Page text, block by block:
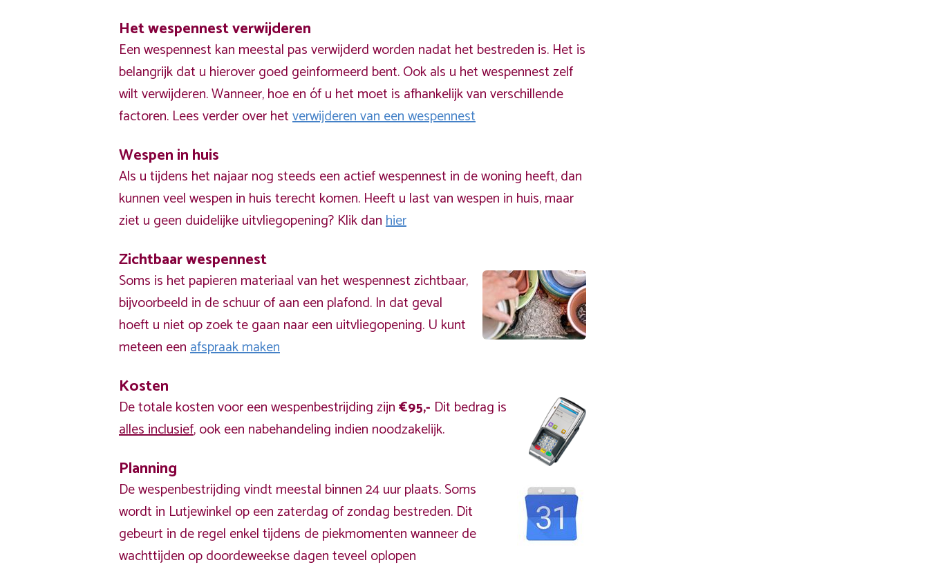
Het wespennest verwijderen
Een wespennest kan meestal pas verwijderd worden nadat het bestreden is. Het is
belangrijk dat u hierover goed geinformeerd bent. Ook als u het wespennest zelf
wilt verwijderen. Wanneer, hoe en óf u het moet is afhankelijk van verschillende
factoren. Lees verder over hetverwijderen van een wespennest
Wespen in huis
Als u tijdens het najaar nog steeds een actief wespennest in de woning heeft, dan
kunnen veel wespen in huis terecht komen. Heeft u last van wespen in huis, maar
ziet u geen duidelijke uitvliegopening? Klik danhier
Zichtbaar wespennest
Soms is het papieren materiaal van het wespennest zichtbaar,
bijvoorbeeld in de schuur of aan een plafond. In dat geval
hoeft u niet op zoek te gaan naar een uitvliegopening. U kunt
meteen eenafspraak maken
Kosten
De totale kosten voor een wespenbestrijding zijn€95,- Dit bedrag is
alles inclusief, ook een nabehandeling indien noodzakelijk.
Planning
De wespenbestrijding vindt meestal binnen 24 uur plaats. Soms
wordt in Lutjewinkel op een zaterdag of zondag bestreden. Dit
gebeurt in de regel enkel tijdens de piekmomenten wanneer de
wachttijden op doordeweekse dagen teveel oplopen